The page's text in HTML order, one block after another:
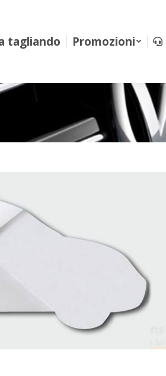
tagliando Promozioni